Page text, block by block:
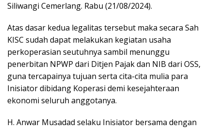
Siliwangi Cemerlang. Rabu (21/08/2024).
Atas dasar kedua legalitas tersebut maka secara Sah
KISC sudah dapat melakukan kegiatan usaha
perkoperasian seutuhnya sambil menunggu
penerbitan NPWP dari Ditjen Pajak dan NIB dari OSS,
guna tercapainya tujuan serta cita-cita mulia para
Inisiator dibidang Koperasi demi kesejahteraan
ekonomi seluruh anggotanya.
H. Anwar Musadad selaku Inisiator bersama dengan